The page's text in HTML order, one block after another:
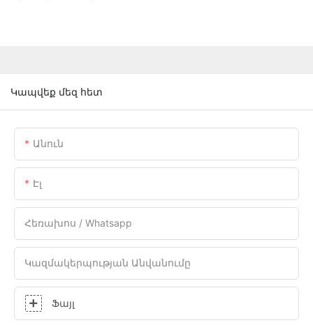
Կապվեք մեզ հետ
Անուն
Էլ
Հեռախոս / Whatsapp
Կազմակերպության Անվանումը
Ֆայլ